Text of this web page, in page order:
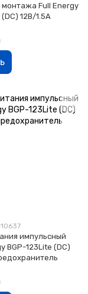
монтажа Full Energy
(DC) 12В/1.5А
импульсный
BGP-123Lite (DC)